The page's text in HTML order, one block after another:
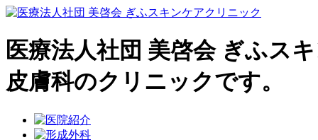
医療法人社団 美啓会 ぎふス
皮膚科のクリニックです。